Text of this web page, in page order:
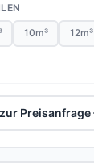
10m³ 12m³
Preisanfrage